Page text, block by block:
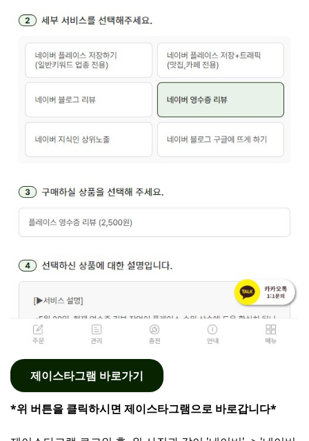
제이스타그램 바로가기
*위 버튼을 클릭하시면 제이스타그램으로 바로갑니다*